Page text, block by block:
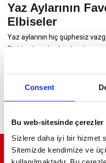
Consent
Bu web-sitesinde çerezler
Sizlere daha iyi bir hizmet
Sitemizde kendimize ve
Yaz Aylarının
Elbiseler
Yaz aylarının hiç şüphesiz
Plajda, davetlerde sıkça
parçasını ünlü isimlerin nasıl
ELİT YAŞAMLARIN ELİT